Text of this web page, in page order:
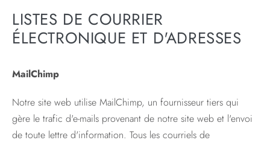
LISTES DE COURRIER
ÉLECTRONIQUE ET D'ADRESSES
MailChimp
Notre site web utilise MailChimp, un fournisseur tiers qui
gère le trafic d'e-mails provenant de notre site web et l'envoi
de toute lettre d'information. Tous les courriels de